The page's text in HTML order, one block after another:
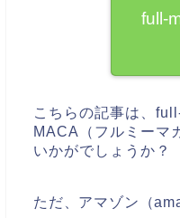
full-
こちらの記事は、
MACA（フルミーマ
いかがでしょうか？
ただ、アマゾン（